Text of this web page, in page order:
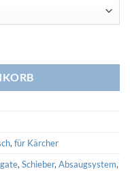
,für Kärcher
,Schieber,Absaugsystem,